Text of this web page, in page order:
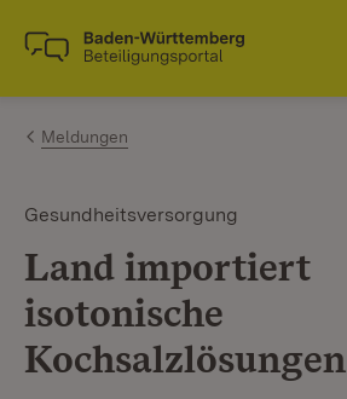
Zum Inhalt springen
Link zur Startseite
Meldungen
Gesundheitsversorgung
Land importiert
isotonische
Kochsalzlösungen